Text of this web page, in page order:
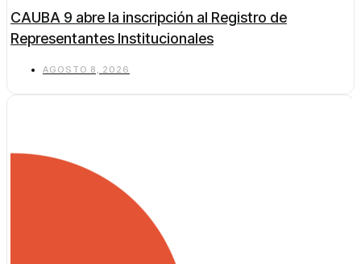
CAUBA 9 abre la inscripción al Registro de
Representantes Institucionales
AGOSTO 8, 2026